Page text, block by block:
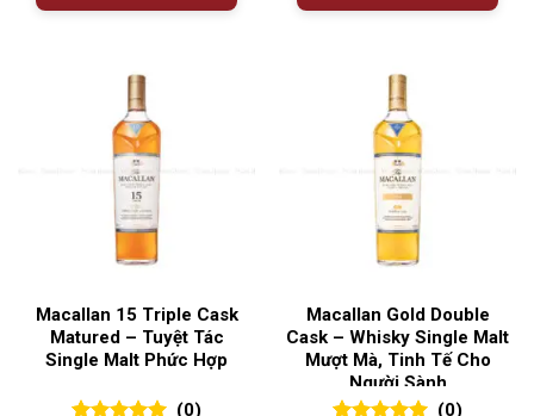
Macallan 15 Triple Cask
Matured – Tuyệt Tác
Single Malt Phức Hợp
(0)
Macallan Gold Double
Cask – Whisky Single Malt
Mượt Mà, Tinh Tế Cho
Người Sành
(0)